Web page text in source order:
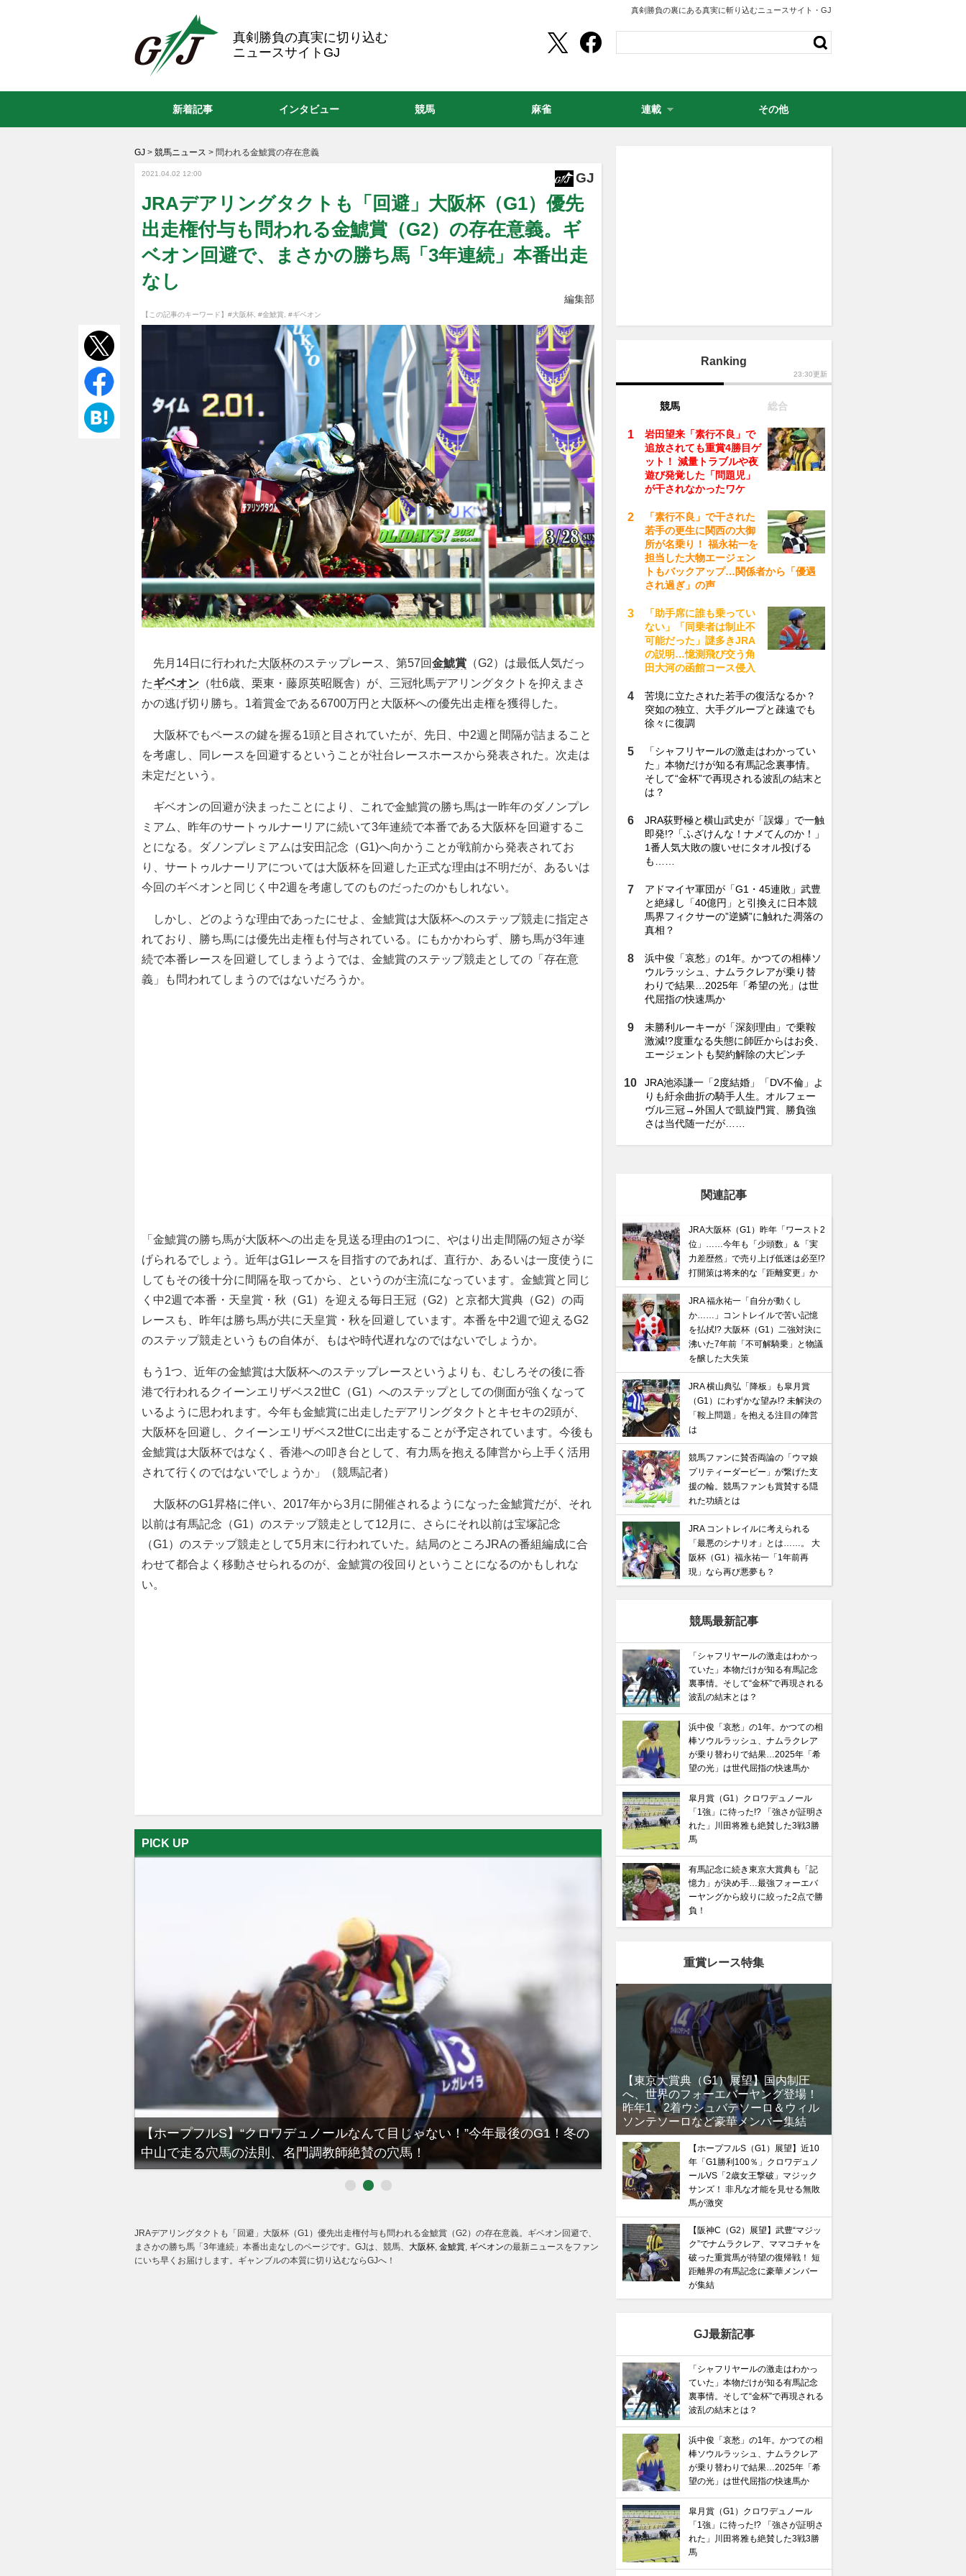
真剣勝負の裏にある真実に斬り込むニュースサイト・GJ
真剣勝負の真実に切り込む
ニュースサイトGJ
GJ > 競馬ニュース > 問われる金鯱賞の存在意義
2021.04.02 12:00 GJ
JRAデアリングタクトも「回避」大阪杯（G1）優先
出走権付与も問われる金鯱賞（G2）の存在意義。ギ
ベオン回避で、まさかの勝ち馬「3年連続」本番出走
なし
編集部
【この記事のキーワード】 #大阪杯 #金鯱賞 #ギベオン
先月14日に行われた大阪杯のステップレース、第57回金鯱賞 （G2）は最低人気だっ
たギベオン （牡6歳、栗東・藤原英昭厩舎）が、三冠牝馬デアリングタクトを抑えまさ
かの逃げ切り勝ち。1着賞金である6700万円と大阪杯への優先出走権を獲得した。
大阪杯でもペースの鍵を握る1頭と目されていたが、先日、中2週と間隔が詰まること
を考慮し、同レースを回避するということが社台レースホースから発表された。次走は
未定だという。
ギベオンの回避が決まったことにより、これで金鯱賞の勝ち馬は一昨年のダノンプレ
ミアム、昨年のサートゥルナーリアに続いて3年連続で本番である大阪杯を回避するこ
とになる。ダノンプレミアムは安田記念（G1)へ向かうことが戦前から発表されてお
り、サートゥルナーリアについては大阪杯を回避した正式な理由は不明だが、あるいは
今回のギベオンと同じく中2週を考慮してのものだったのかもしれない。
しかし、どのような理由であったにせよ、金鯱賞は大阪杯へのステップ競走に指定さ
れており、勝ち馬には優先出走権も付与されている。にもかかわらず、勝ち馬が3年連
続で本番レースを回避してしまうようでは、金鯱賞のステップ競走としての「存在意
義」も問われてしまうのではないだろうか。
「金鯱賞の勝ち馬が大阪杯への出走を見送る理由の1つに、やはり出走間隔の短さが挙
げられるでしょう。近年はG1レースを目指すのであれば、直行か、あるいは一度使うに
してもその後十分に間隔を取ってから、というのが主流になっています。金鯱賞と同じ
く中2週で本番・天皇賞・秋（G1）を迎える毎日王冠（G2）と京都大賞典（G2）の両
レースも、昨年は勝ち馬が共に天皇賞・秋を回避しています。本番を中2週で迎えるG2
のステップ競走というもの自体が、もはや時代遅れなのではないでしょうか。
もう1つ、近年の金鯱賞は大阪杯へのステップレースというよりも、むしろその後に香
港で行われるクイーンエリザベス2世C（G1）へのステップとしての側面が強くなって
いるように思われます。今年も金鯱賞に出走したデアリングタクトとキセキの2頭が、
大阪杯を回避し、クイーンエリザベス2世Cに出走することが予定されています。今後も
金鯱賞は大阪杯ではなく、香港への叩き台として、有力馬を抱える陣営から上手く活用
されて行くのではないでしょうか」（競馬記者）
大阪杯のG1昇格に伴い、2017年から3月に開催されるようになった金鯱賞だが、それ
以前は有馬記念（G1）のステップ競走として12月に、さらにそれ以前は宝塚記念
（G1）のステップ競走として5月末に行われていた。結局のところJRAの番組編成に合
わせて都合よく移動させられるのが、金鯱賞の役回りということになるのかもしれな
い。
PICK UP
目じゃない！”今年最後のG1！冬の
【有馬記念】武豊×ドウデュースを逆転できる候補3頭！と絶対に馬券に加え
るべき“隠れ穴馬！”
「シャフリヤールの激走はわかっていた」
して“金杯”で再現される波乱の結末とは？
JRAデアリングタクトも「回避」大阪杯（G1）優先出走権付与も問われる金鯱賞（G2）の存在意義。ギベオン回避で、
まさかの勝ち馬「3年連続」本番出走なしのページです。GJは、競馬、 大阪杯, 金鯱賞, ギベオンの最新ニュースをファン
にいち早くお届けします。ギャンブルの本質に切り込むならGJへ！
Ranking
23:30更新
競馬 総合
岩田望来「素行不良」で
追放されても重賞4勝目ゲ
ット！ 減量トラブルや夜
遊び発覚した「問題児」
が干されなかったワケ
「素行不良」で干された
若手の更生に関西の大御
所が名乗り！ 福永祐一を
担当した大物エージェン
トもバックアップ…関係者から「優遇
され過ぎ」の声
「助手席に誰も乗ってい
ない」「同乗者は制止不
可能だった」謎多きJRA
の説明…憶測飛び交う角
田大河の函館コース侵入
苦境に立たされた若手の復活なるか？
突如の独立、大手グループと疎遠でも
徐々に復調
「シャフリヤールの激走はわかってい
た」本物だけが知る有馬記念裏事情。
そして“金杯”で再現される波乱の結末と
は？
JRA荻野極と横山武史が「誤爆」で一触
即発!?「ふざけんな！ナメてんのか！」
1番人気大敗の腹いせにタオル投げる
も……
アドマイヤ軍団が「G1・45連敗」武豊
と絶縁し「40億円」と引換えに日本競
馬界フィクサーの”逆鱗”に触れた凋落の
真相？
浜中俊「哀愁」の1年。かつての相棒ソ
ウルラッシュ、ナムラクレアが乗り替
わりで結果…2025年「希望の光」は世
代屈指の快速馬か
未勝利ルーキーが「深刻理由」で乗鞍
激減!?度重なる失態に師匠からはお灸、
エージェントも契約解除の大ピンチ
JRA池添謙一「2度結婚」「DV不倫」よ
りも紆余曲折の騎手人生。オルフェー
ヴル三冠→外国人で凱旋門賞、勝負強
さは当代随一だが……
関連記事
JRA大阪杯（G1）昨年「ワースト2
位」……今年も「少頭数」＆「実
力差歴然」で売り上げ低迷は必至!?
打開策は将来的な「距離変更」か
JRA 福永祐一「自分が動くし
か……」コントレイルで苦い記憶
を払拭!? 大阪杯（G1）二強対決に
沸いた7年前「不可解騎乗」と物議
を醸した大失策
JRA 横山典弘「降板」も皐月賞
（G1）にわずかな望み!? 未解決の
「鞍上問題」を抱える注目の陣営
は
競馬ファンに賛否両論の「ウマ娘
プリティーダービー」が繋げた支
援の輪。競馬ファンも賞賛する隠
れた功績とは
JRA コントレイルに考えられる
「最悪のシナリオ」とは……。 大
阪杯（G1）福永祐一「1年前再
現」なら再び悪夢も？
競馬最新記事
「シャフリヤールの激走はわかっ
ていた」本物だけが知る有馬記念
裏事情。そして“金杯”で再現される
波乱の結末とは？
浜中俊「哀愁」の1年。かつての相
棒ソウルラッシュ、ナムラクレア
が乗り替わりで結果…2025年「希
望の光」は世代屈指の快速馬か
皐月賞（G1）クロワデュノール
「1強」に待った!? 「強さが証明さ
れた」川田将雅も絶賛した3戦3勝
馬
有馬記念に続き東京大賞典も「記
憶力」が決め手…最強フォーエバ
ーヤングから絞りに絞った2点で勝
負！
重賞レース特集
【東京大賞典（G1）展望】国内制圧
へ、世界のフォーエバーヤング登場！
昨年1、2着ウシュバテソーロ＆ウィル
ソンテソーロなど豪華メンバー集結
【ホープフルS（G1）展望】近10
年「G1勝利100％」クロワデュノ
ールVS「2歳女王撃破」マジック
サンズ！ 非凡な才能を見せる無敗
馬が激突
【阪神C（G2）展望】武豊“マジッ
ク”でナムラクレア、ママコチャを
破った重賞馬が待望の復帰戦！ 短
距離界の有馬記念に豪華メンバー
が集結
GJ最新記事
「シャフリヤールの激走はわかっ
ていた」本物だけが知る有馬記念
裏事情。そして“金杯”で再現される
波乱の結末とは？
浜中俊「哀愁」の1年。かつての相
棒ソウルラッシュ、ナムラクレア
が乗り替わりで結果…2025年「希
望の光」は世代屈指の快速馬か
皐月賞（G1）クロワデュノール
「1強」に待った!? 「強さが証明さ
れた」川田将雅も絶賛した3戦3勝
馬
新着記事 インタビュー 競馬 麻雀 連載 その他